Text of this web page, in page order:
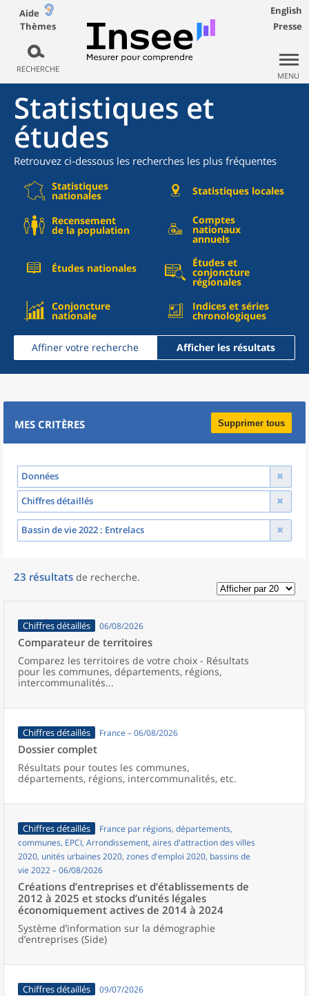
Aide
Thèmes
RECHERCHE
English
Presse
MENU
Statistiques et
études
Retrouvez ci-dessous les recherches les plus fréquentes
Statistiques
nationales Statistiques locales
Recensement
de la population
Comptes
nationaux
annuels
Études nationales Études et
conjoncture
régionales
Conjoncture
nationale
Indices et séries
chronologiques
Affiner votre recherche Afficher les résultats
MES CRITÈRES Supprimer tous
Données
Chiffres détaillés
Bassin de vie 2022 : Entrelacs
23 résultats de recherche.
Chiffres détaillés 06/08/2026
Comparateur de territoires
Comparez les territoires de votre choix - Résultats
pour les communes, départements, régions,
intercommunalités...
Chiffres détaillés France – 06/08/2026
Dossier complet
Résultats pour toutes les communes,
départements, régions, intercommunalités, etc.
Chiffres détaillés
France par régions, départements,
communes, EPCI, Arrondissement, aires d'attraction des villes
2020, unités urbaines 2020, zones d'emploi 2020, bassins de
vie 2022 – 06/08/2026
Créations d’entreprises et d’établissements de
2012 à 2025 et stocks d’unités légales
économiquement actives de 2014 à 2024
Système d’information sur la démographie
d’entreprises (Side)
Chiffres détaillés 09/07/2026